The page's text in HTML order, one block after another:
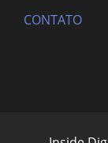
CONTATO